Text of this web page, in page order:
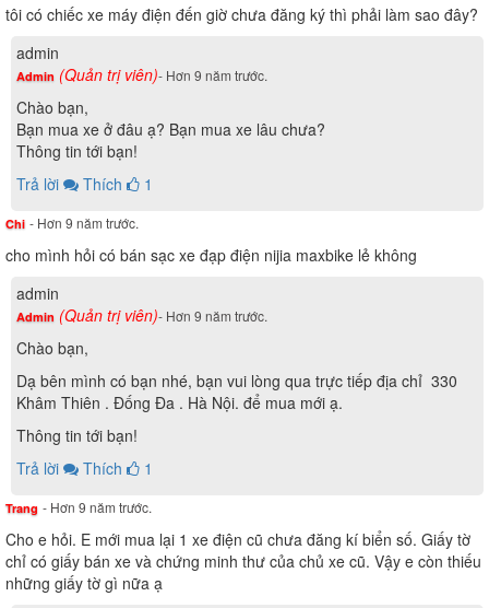
tôi có chiếc xe máy điện đến giờ chưa đăng ký thì phải làm sao đây?
admin
Admin (Quản trị viên)- Hơn 9 năm trước.
Chào bạn,
Bạn mua xe ở đâu ạ? Bạn mua xe lâu chưa?
Thông tin tới bạn!
Trả lời
Thích 1
Chi - Hơn 9 năm trước.
cho mình hỏi có bán sạc xe đạp điện nijia maxbike lẻ không
admin
Admin (Quản trị viên)- Hơn 9 năm trước.
Chào bạn,
Dạ bên mình có bạn nhé, bạn vui lòng qua trực tiếp địa chỉ 330
Khâm Thiên . Đống Đa . Hà Nội. để mua mới ạ.
Thông tin tới bạn!
Trả lời
Thích 1
Trang - Hơn 9 năm trước.
Cho e hỏi. E mới mua lại 1 xe điện cũ chưa đăng kí biển số. Giấy tờ
chỉ có giấy bán xe và chứng minh thư của chủ xe cũ. Vậy e còn thiếu
những giấy tờ gì nữa ạ